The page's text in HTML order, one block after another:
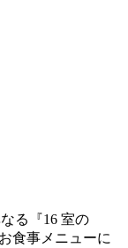
る『16 室の
食事メニューに